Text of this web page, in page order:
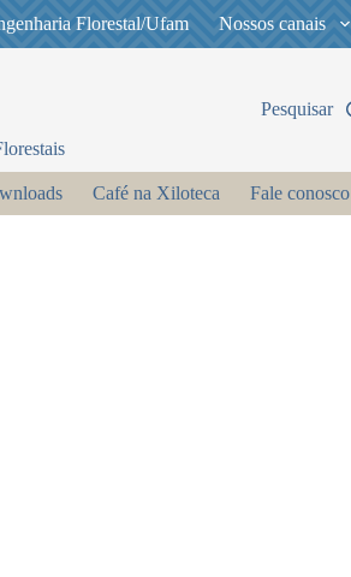
Florestal/Ufam Nossos canais
Pesquisar
Café na Xiloteca Fale conosco